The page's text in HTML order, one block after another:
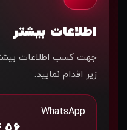
اطلاعات بیشتر
جهت كسب اطلاعات
زیر اقدام نمایید.
WhatsApp